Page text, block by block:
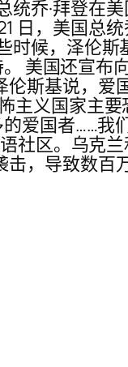
统乔·拜登在
日，美国总
时候，泽伦
美国还宣布
斯基说，爱
主义国家主
爱国者……我
社区。乌克
，导致数百